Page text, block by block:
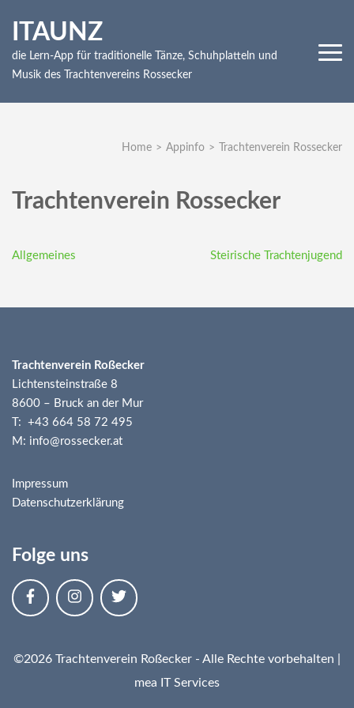
ITAUNZ
die Lern-App für traditionelle Tänze, Schuhplatteln und
Musik des Trachtenvereins Rossecker
Home > Appinfo > Trachtenverein Rossecker
Trachtenverein Rossecker
Beitragsnavigation
Allgemeines Steirische Trachtenjugend
Trachtenverein Roßecker
Lichtensteinstraße 8
8600 – Bruck an der Mur
T: +43 664 58 72 495
M: info@rossecker.at
Impressum
Datenschutzerklärung
Folge uns
©2026 Trachtenverein Roßecker - Alle Rechte vorbehalten |
mea IT Services